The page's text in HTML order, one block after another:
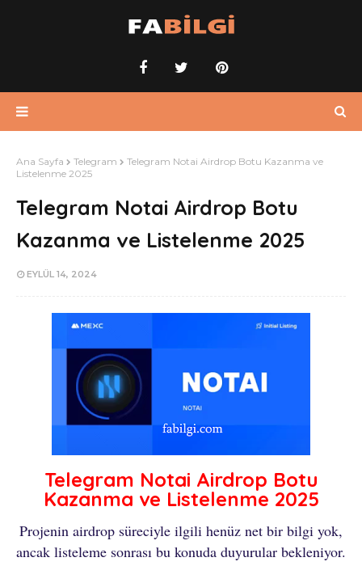
Ana Sayfa Telegram
Telegram Notai Airdrop Botu Kazanma ve
Listelenme 2025
Telegram Notai Airdrop Botu
Kazanma ve Listelenme 2025
EYLÜL 14, 2024
Telegram Notai Airdrop Botu
Kazanma ve Listelenme 2025
Projenin airdrop süreciyle ilgili henüz net bir bilgi yok,
ancak listeleme sonrası bu konuda duyurular bekleniyor.